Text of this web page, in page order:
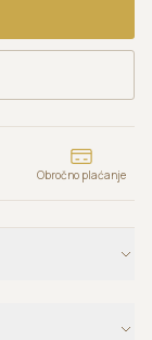
Obročno plaćanje